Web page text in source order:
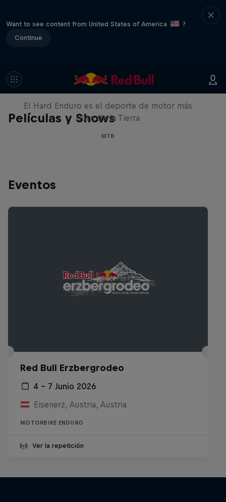
Want to see content from United States of America
?
Continue
Películas y Shows
Hard Enduro 2025: ¿La
temporada más difícil?
El Hard Enduro es el deporte de motor más
duro de la Tierra
MTB
Eventos
Red Bull Erzbergrodeo
4 – 7 Junio 2026
Eisenerz, Austria, Austria
MOTORBIKE ENDURO
Ver la repetición